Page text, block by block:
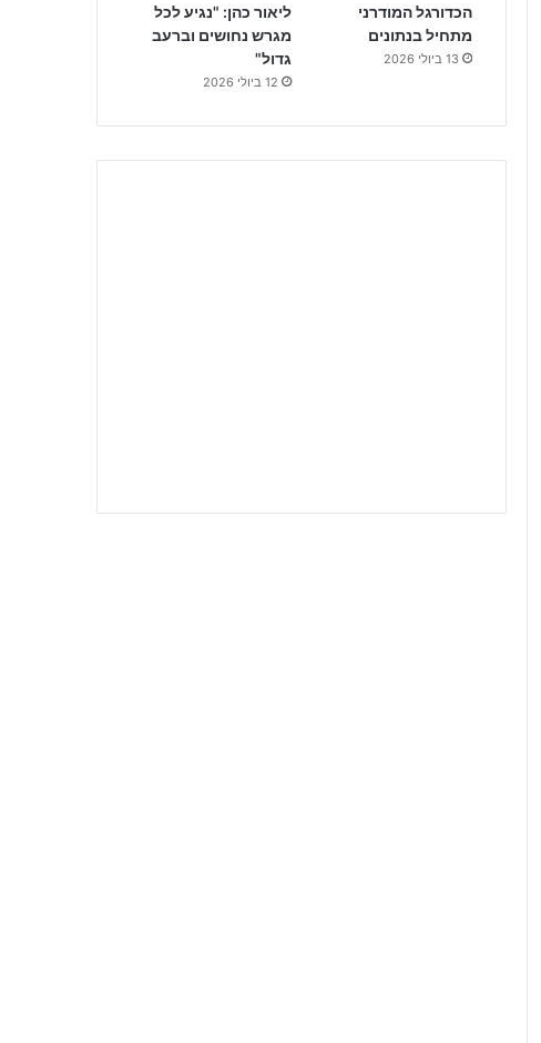
הכדורגל המודרני
מתחיל בנתונים
13 ביולי 2026
ליאור כהן: "נגיע לכל
מגרש נחושים וברעב
גדול"
12 ביולי 2026